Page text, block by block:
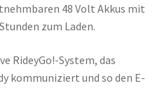
48 Volt Akkus mit
zum Laden.
RideyGo!-System, das
kommuniziert und so den E-